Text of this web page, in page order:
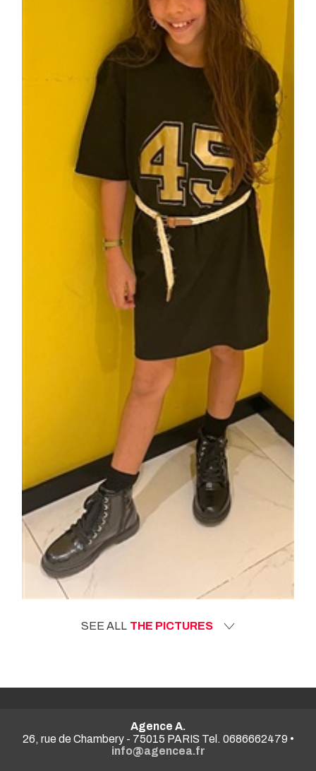
SEE ALL THE PICTURES
Agence A.
26, rue de Chambery - 75015 PARIS Tel. 0686662479 •
info@agencea.fr